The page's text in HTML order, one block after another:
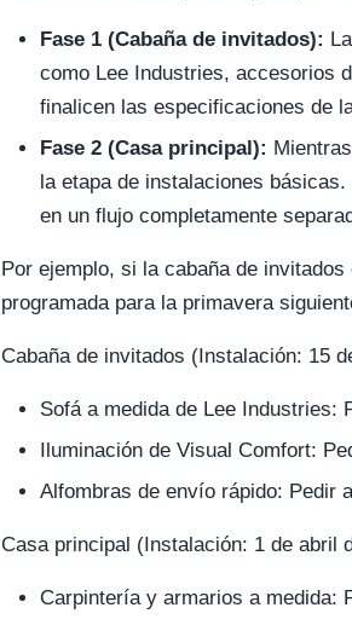
Fase 1 (Cabaña de invitados):
como Lee Industries, accesorios
finalicen las especificaciones de
Fase 2 (Casa principal):
la etapa de instalaciones
en un flujo completamente
Por ejemplo, si la cabaña de
programada para la primavera
Cabaña de invitados (Instalación: 15
Sofá a medida de Lee Industries:
Iluminación de Visual Comfort:
Alfombras de envío rápido: Pedir
Casa principal (Instalación: 1 de abril
Carpintería y armarios a medida: